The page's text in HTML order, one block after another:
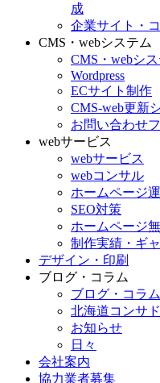
成
企業サイト・
CMS・webシステム
CMS・webシ
Wordpress
ECサイト制作
CMS-web更新
お問い合わせ
webサービス
webサービス
webコンサル
ホームページ
SEO対策
ホームページ
制作実績・ギ
デザイン・印刷
ブログ・コラム
ブログ・コラム
北海道コンサ
お知らせ
日々
会社案内
協力業者募集